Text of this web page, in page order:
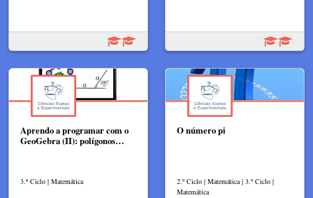
Aprendo a programar com o
GeoGebra (II): polígonos…
3.º Ciclo | Matemática
O número pi
2.º Ciclo | Matemática | 3.º Ciclo |
Matemática